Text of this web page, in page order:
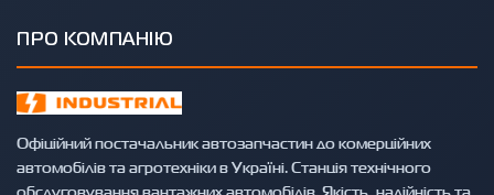
ПРО КОМПАНІЮ
Офіційний постачальник автозапчастин до комерційних
автомобілів та агротехніки в Україні. Станція технічного